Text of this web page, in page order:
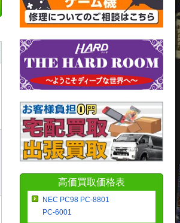
高価買取価格表
NEC PC98 PC-8801
PC-6001